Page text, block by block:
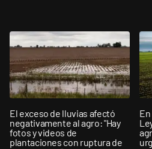
El exceso de lluvias afectó
negativamente al agro: "Hay
fotos y videos de
plantaciones con ruptura de